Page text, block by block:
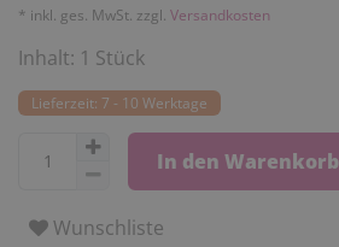
* inkl. ges. MwSt. zzgl. Versandkosten
Inhalt: 1 Stück
Lieferzeit: 7 - 10 Werktage
In den Warenkorb
Wunschliste